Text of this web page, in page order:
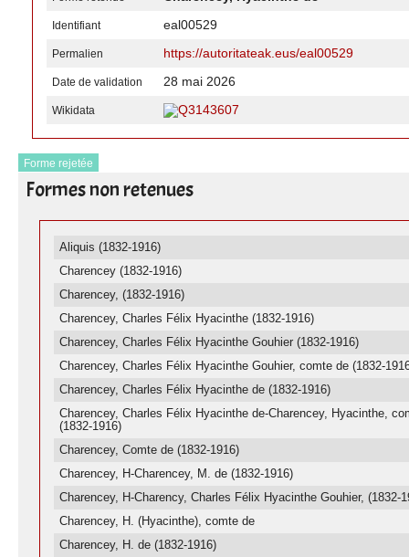
Identifiant eal00529
Permalien https://autoritateak.eus/eal00529
Date de validation 28 mai 2026
Wikidata Q3143607
Forme rejetée
Formes non retenues
Aliquis (1832-1916)
Charencey (1832-1916)
Charencey, (1832-1916)
Charencey, Charles Félix Hyacinthe (1832-1916)
Charencey, Charles Félix Hyacinthe Gouhier (1832-1916)
Charencey, Charles Félix Hyacinthe Gouhier, comte de (1832-
Charencey, Charles Félix Hyacinthe de (1832-1916)
Charencey, Charles Félix Hyacinthe de-Charencey, Hyacinthe,
(1832-1916)
Charencey, Comte de (1832-1916)
Charencey, H-Charencey, M. de (1832-1916)
Charencey, H-Charency, Charles Félix Hyacinthe Gouhier, (1832-
Charencey, H. (Hyacinthe), comte de
Charencey, H. de (1832-1916)